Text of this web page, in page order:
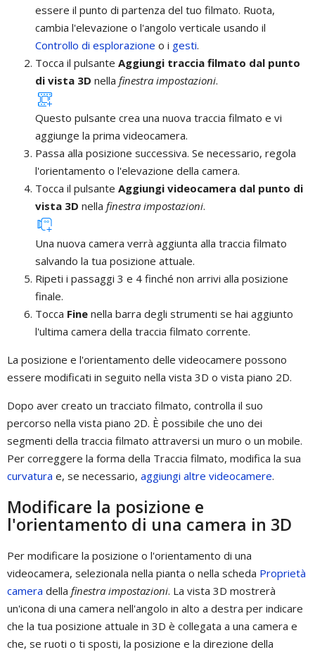
essere il punto di partenza del tuo filmato. Ruota,
cambia l'elevazione o l'angolo verticale usando il
Controllo di esplorazione o i gesti.
Tocca il pulsante Aggiungi traccia filmato dal punto
di vista 3D nella finestra impostazioni.
Questo pulsante crea una nuova traccia filmato e vi
aggiunge la prima videocamera.
Passa alla posizione successiva. Se necessario, regola
l'orientamento o l'elevazione della camera.
Tocca il pulsante Aggiungi videocamera dal punto di
vista 3D nella finestra impostazioni.
Una nuova camera verrà aggiunta alla traccia filmato
salvando la tua posizione attuale.
Ripeti i passaggi 3 e 4 finché non arrivi alla posizione
finale.
Tocca Fine nella barra degli strumenti se hai aggiunto
l'ultima camera della traccia filmato corrente.
La posizione e l'orientamento delle videocamere possono
essere modificati in seguito nella vista 3D o vista piano 2D.
Dopo aver creato un tracciato filmato, controlla il suo
percorso nella vista piano 2D. È possibile che uno dei
segmenti della traccia filmato attraversi un muro o un mobile.
Per correggere la forma della Traccia filmato, modifica la sua
curvatura e, se necessario, aggiungi altre videocamere.
Modificare la posizione e
l'orientamento di una camera in 3D
Per modificare la posizione o l'orientamento di una
videocamera, selezionala nella pianta o nella scheda Proprietà
camera della finestra impostazioni. La vista 3D mostrerà
un'icona di una camera nell'angolo in alto a destra per indicare
che la tua posizione attuale in 3D è collegata a una camera e
che, se ruoti o ti sposti, la posizione e la direzione della